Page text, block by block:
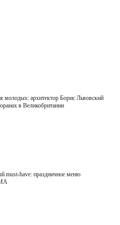
молодых: архитектор Борис Львовский
в Великобритании
must-have: праздничное меню